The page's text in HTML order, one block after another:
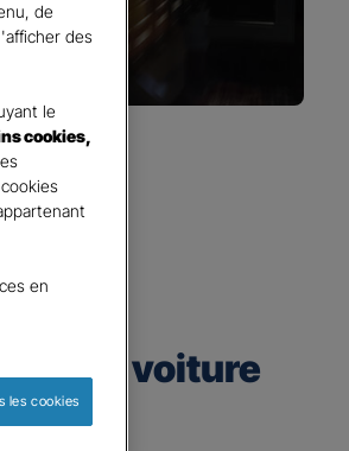
voiture
de
des
le
cookies,
en
les cookies